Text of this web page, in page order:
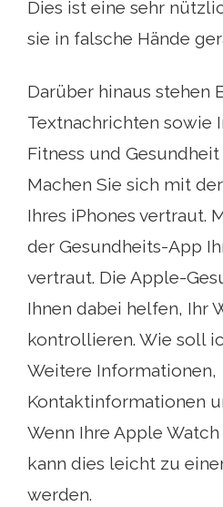
Dies ist eine sehr
sie in falsche Hände
Darüber hinaus stehen
Textnachrichten sowie
Fitness und
Machen Sie sich mit
Ihres iPhones vertraut.
der Gesundheits-App
vertraut. Die Apple-
Ihnen dabei helfen, Ihr
kontrollieren. Wie soll
Weitere Informationen,
Kontaktinformationen
Wenn Ihre Apple
kann dies leicht zu
werden.